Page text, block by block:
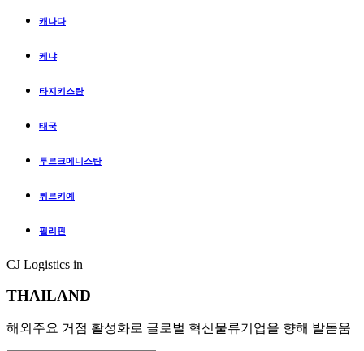
캐나다
케냐
타지키스탄
태국
투르크메니스탄
튀르키예
필리핀
CJ Logistics in
THAILAND
해외주요 거점 활성화로 글로벌 혁신물류기업을 향해 발돋움